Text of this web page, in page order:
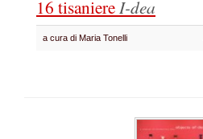
16 tisaniereI-dea
a cura di Maria Tonelli